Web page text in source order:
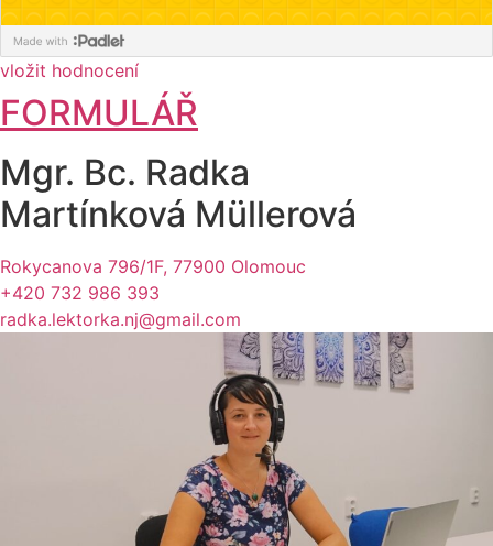
vložit hodnocení
FORMULÁŘ
Mgr. Bc. Radka
Martínková Müllerová
Rokycanova 796/1F, 77900 Olomouc
+420 732 986 393
radka.lektorka.nj@gmail.com